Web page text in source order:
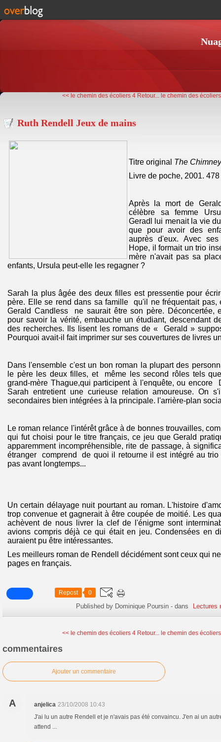
<< le chemin des écoliers 4 Retour... le chemin des
Ruth Rendell Jeux de mains
Titre original The
Livre de poche, 2001.
Après la mort de
célèbre sa femme
Geradl lui menait la vie
que pour avoir des
auprès d'eux. Avec
Hope, il formait un trio
mère n'avait pas sa
enfants, Ursula peut-elle les regagner ?
Sarah la plus âgée des deux filles est pressentie pour
père. Elle se rend dans sa famille qu'il ne fréquentait pas,
Gerald Candless ne saurait être son père. Déconcertée,
pour savoir la vérité, embauche un étudiant, descendant
des recherches. Ils lisent les romans de « Gerald »
Pourquoi avait-il fait imprimer sur ses couvertures de livres
Dans l'ensemble c'est un bon roman la plupart des
le père les deux filles, et même les second rôles tels
grand-mère Thague,qui participent à l'enquête, ou encore
Sarah entretient une curieuse relation amoureuse. On
secondaires bien intégrées à la principale. l'arrière-plan
Le roman relance l'intérêt grâce à de bonnes trouvailles,
qui fut choisi pour le titre français, ce jeu que Gerald
apparemment incompréhensible, rite de passage, à
étranger comprend de quoi il retourne il est intégré au trio
pas avant longtemps...
Un certain délayage nuit pourtant au roman. L'histoire
trop convenue et gagnerait à être coupée de moitié. Les
achèvent de nous livrer la clef de l'énigme sont
avions compris déjà ce qui était en jeu. Condensées en
auraient pu être intéressantes.
Les meilleurs roman de Rendell décidément sont ceux qui
pages en français.
Repost 0
Published by Dominique Poursin -dans Lectures
<< le chemin des écoliers 4 Retour... le chemin des
commentaires
Ajouter un commentaire
A anjelica 23/10/2008 10:43
J'ai lu un autre Rendell et je n'avais pas été convaincu. J'en ai un
attend ...